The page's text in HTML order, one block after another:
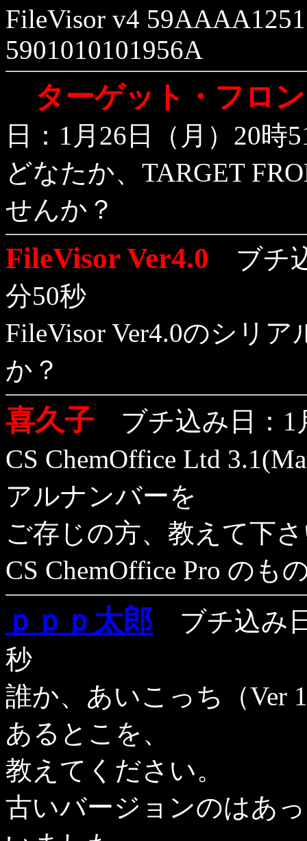
FileVisor v4
5901010101956A
ターゲット・フロン
日：1月26日（月）20時
どなたか、TARGET
せんか？
FileVisor Ver4.0 ブチ
分50秒
FileVisor Ver4.0のシリ
か？
喜久子 ブチ込み日：1
CS ChemOffice Ltd
アルナンバーを
ご存じの方、教えて下
CS ChemOffice Pro の
ｐｐｐ太郎 ブチ込み
秒
誰か、あいこっち（Ver
あるとこを、
教えてください。
古いバージョンのはあ